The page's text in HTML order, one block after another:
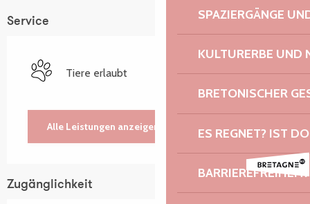
SPAZIERGÄNGE
KULTURERBE UND
BRETONISCHER
ES REGNET? IST
Service
Tiere erlaubt
Alle Leistungen anzeigen
Zugänglichkeit